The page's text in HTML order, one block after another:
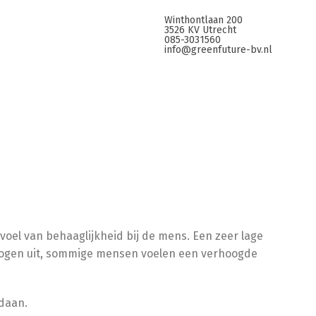
Winthontlaan 200
3526 KV Utrecht
085-3031560
info@greenfuture-bv.nl
van behaaglijkheid bij de mens. Een zeer lage
uit, sommige mensen voelen een verhoogde